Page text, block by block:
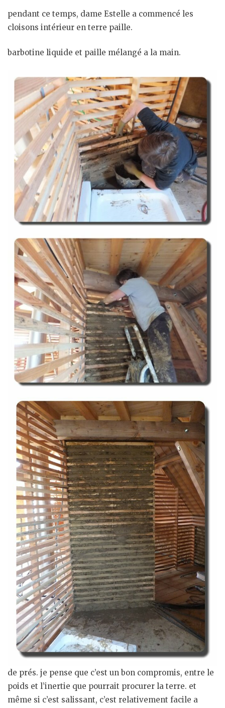
pendant ce temps, dame Estelle a commencé les
cloisons intérieur en terre paille.
barbotine liquide et paille mélangé a la main.
de prés. je pense que c’est un bon compromis, entre le
poids et l’inertie que pourrait procurer la terre. et
même si c’est salissant, c’est relativement facile a